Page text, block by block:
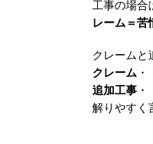
工事の場合
レーム＝苦
クレームと
クレーム
追加工事
解りやすく